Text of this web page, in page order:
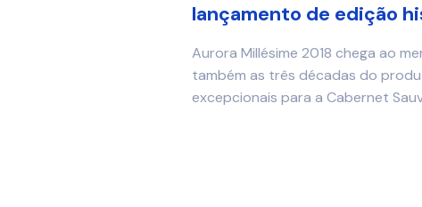
lançamento de edição
Aurora Millésime 2018 chega ao
também as três décadas do
excepcionais para a Cabernet